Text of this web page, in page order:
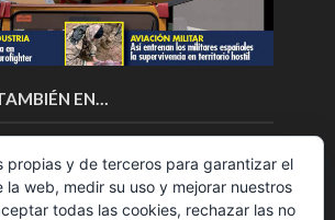
EN…
propias y de terceros para garantizar el
la web, medir su uso y mejorar nuestros
todas las cookies, rechazar las no